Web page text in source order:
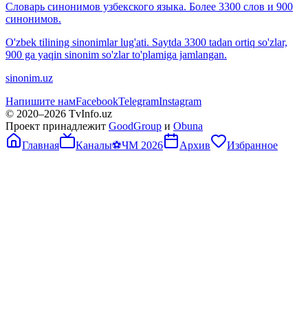
Словарь синонимов узбекского языка. Более 3300 слов и 900
синонимов.
O'zbek tilining sinonimlar lug'ati. Saytda 3300 tadan ortiq so'zlar,
900 ga yaqin sinonim so'zlar to'plamiga jamlangan.
sinonim.uz
Напишите намFacebookTelegramInstagram
© 2020–2026 TvInfo.uz
Проект принадлежит GoodGroup и Obuna
Главная
Каналы⚽ЧМ 2026 Архив Избранное